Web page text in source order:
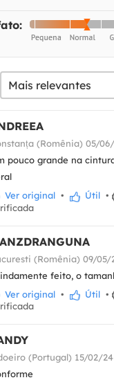
(Romênia) 05/
pouco grande na
Ver original • Útil •
(Romênia) 09/05/
feito, o
Ver original • Útil •
(Portugal) 15/02/24